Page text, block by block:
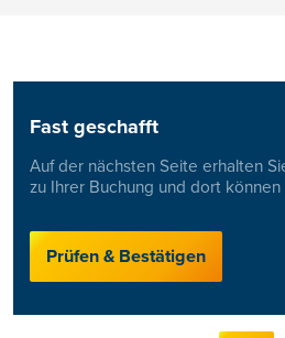
Fast geschafft
Auf der nächsten Seite erhalten
zu Ihrer Buchung und dort
Prüfen & Bestätigen